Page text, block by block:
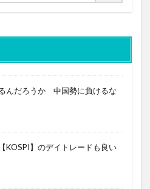
んだろうか 中国勢に負けるな
KOSPI】のデイトレードも良い